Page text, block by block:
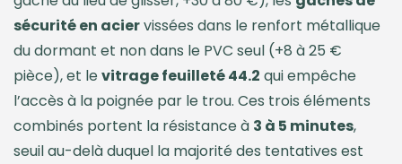
sécurité en aciervissées dans le renfort métallique
du dormant et non dans le PVC seul (+8 à 25 €
pièce), et levitrage feuilleté 44.2 qui empêche
l’accès à la poignée par le trou. Ces trois éléments
combinés portent la résistance à 3 à 5 minutes,
seuil au-delà duquel la majorité des tentatives est